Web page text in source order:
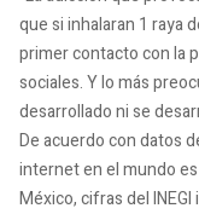
que si inhalaran 1 raya
primer contacto con la
sociales. Y lo más
desarrollado ni se
De acuerdo con datos
internet en el mundo
México, cifras del